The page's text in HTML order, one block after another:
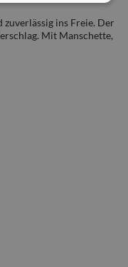
ins Freie. Der
Mit Manschette,